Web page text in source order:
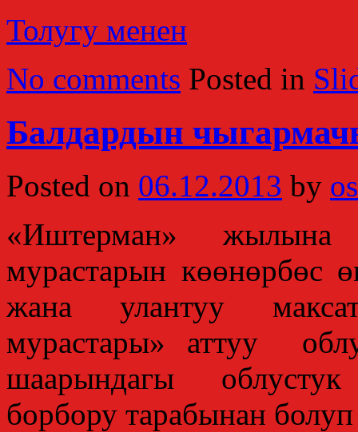
Толугу менен
No comments Posted in
Балдардын
Posted on 06.12.2013 by
«Иштерман» жылына
мурастарын көөнөрбөс
жана улантуу
мурастары» аттуу
шаарындагы
борбору тарабынан